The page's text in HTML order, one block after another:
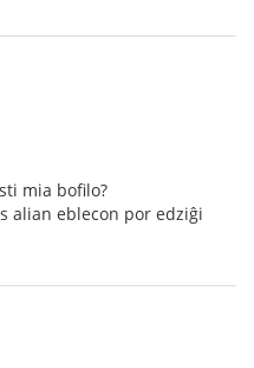
mia bofilo?
alian eblecon por edziĝi